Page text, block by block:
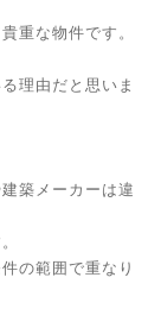
重な物件です。
理由だと思いま
築メーカーは違
の範囲で重なり